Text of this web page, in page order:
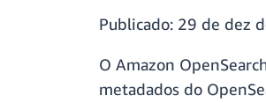
Publicado: 29 de dez
O Amazon
metadados do